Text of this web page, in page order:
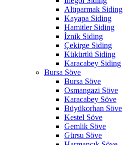
Altıparmak Siding
Kayapa Siding
Hamitler Siding
İznik Siding
Çekirge Siding
Kükürtlü Siding
Karacabey Siding
Bursa Söve
Bursa Söve
Osmangazi Söve
Karacabey Söve
Büyükorhan Söve
Kestel Söve
Gemlik Söve
Gürsu Söve